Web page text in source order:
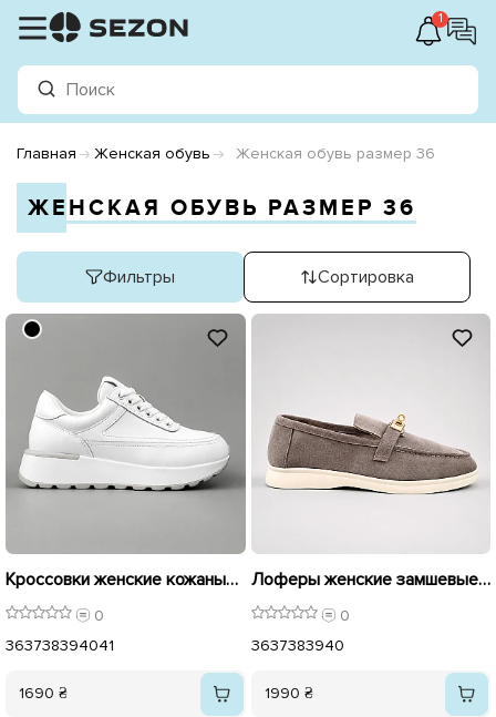
1
Главная Женская обувь Женская обувь размер 36
ЖЕНСКАЯ ОБУВЬ РАЗМЕР 36
Фильтры Сортировка
Кроссовки женские кожаные 596135 Белые
0
363738394041
1690 ₴
Лоферы женские замшевые с застежкой 596665 Латте
0
3637383940
1990 ₴